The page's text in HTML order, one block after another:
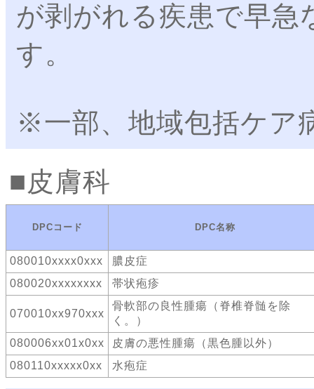
が剥がれる疾患で早急
す。
※一部、地域包括ケア
皮膚科
DPCコード DPC名称
080010xxxx0xxx
膿皮症
080020xxxxxxxx
帯状疱疹
070010xx970xxx
骨軟部の良性腫瘍（脊椎脊髄を除
く。）
080006xx01x0xx
皮膚の悪性腫瘍（黒色腫以外）
080110xxxxx0xx
水疱症